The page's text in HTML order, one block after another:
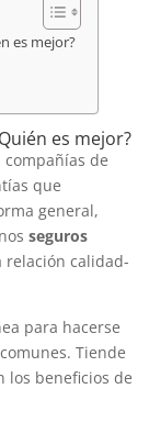
es mejor?
es mejor?
de
que
general,
seguros
relación calidad-
para hacerse
Tiende
los beneficios de